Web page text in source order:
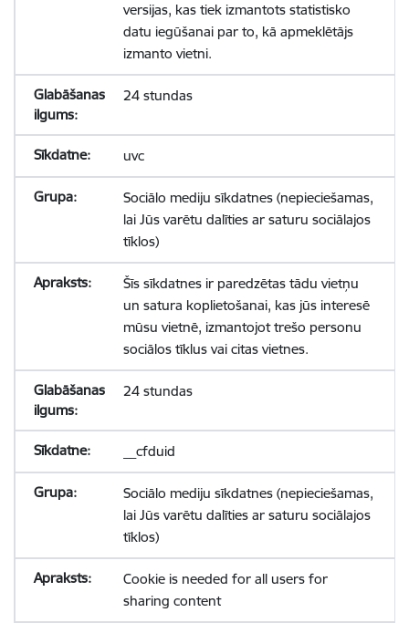
versijas, kas tiek izmantots statistisko
datu iegūšanai par to, kā apmeklētājs
izmanto vietni.
24 stundas
uvc
Sociālo mediju sīkdatnes (nepieciešamas,
lai Jūs varētu dalīties ar saturu sociālajos
tīklos)
Šīs sīkdatnes ir paredzētas tādu vietņu
un satura koplietošanai, kas jūs interesē
mūsu vietnē, izmantojot trešo personu
sociālos tīklus vai citas vietnes.
24 stundas
__cfduid
Sociālo mediju sīkdatnes (nepieciešamas,
lai Jūs varētu dalīties ar saturu sociālajos
tīklos)
Cookie is needed for all users for
sharing content